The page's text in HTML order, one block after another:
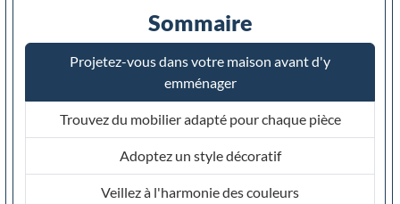
Sommaire
Projetez-vous dans votre maison avant d'y
emménager
Trouvez du mobilier adapté pour chaque pièce
Adoptez un style décoratif
Veillez à l'harmonie des couleurs